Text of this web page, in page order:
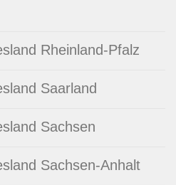
Rheinland-Pfalz
Saarland
Sachsen
Sachsen-Anhalt